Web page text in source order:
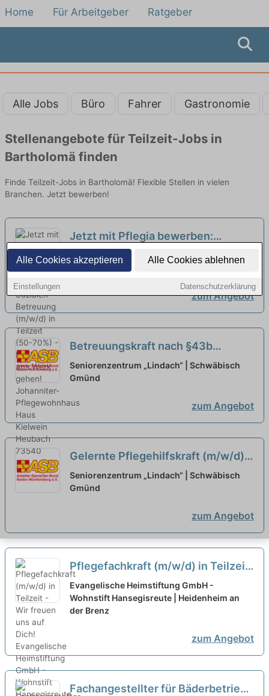
Alle Cookies akzeptieren Alle Cookies ablehnen
Einstellungen Datenschutzerklärung
Home Für Arbeitgeber Ratgeber
Alle Jobs Büro Fahrer Gastronomie
Stellenangebote für Teilzeit-Jobs in
Bartholomä finden
Finde Teilzeit-Jobs in Bartholomä! Flexible Stellen in vielen
Branchen. Jetzt bewerben!
Jetzt mit Pflegia bewerben:
Mitarbeiter:in in der Sozialen
Betreuung (m/w/d) in Teilzeit (50-
70%) - Mit Freude ans Werk gehen!
Johanniter-Pflegewohnhaus Haus Kielwein |
Heubach
zum Angebot
Betreuungskraft nach §43b
(m/w/d) in Teilzeit (max. 50%) - Wir
freuen uns auf Sie!
Seniorenzentrum „Lindach“ | Schwäbisch
Gmünd
zum Angebot
Gelernte Pflegehilfskraft (m/w/d)
in Teilzeit (max. 60-80%) - Wir
freuen uns auf Sie!
Seniorenzentrum „Lindach“ | Schwäbisch
Gmünd
zum Angebot
Pflegefachkraft (m/w/d) in Teilzeit
- Wir freuen uns auf Dich! neu
Evangelische Heimstiftung GmbH -
Wohnstift Hansegisreute | Heidenheim an
der Brenz
zum Angebot
Fachangestellter für Bäderbetriebe